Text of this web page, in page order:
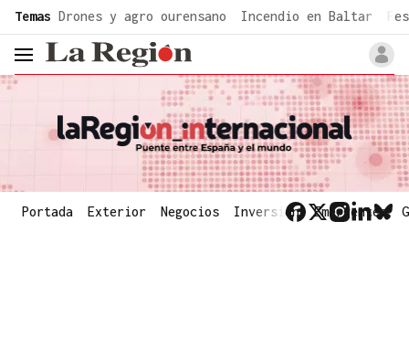
Temas Drones y agro ourensano Incendio en Baltar
header.menu.open
Portada Exterior Negocios Inversión Emergentes